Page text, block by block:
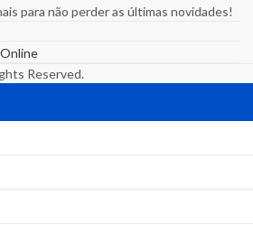
para não perder as últimas novidades!
Reserved.